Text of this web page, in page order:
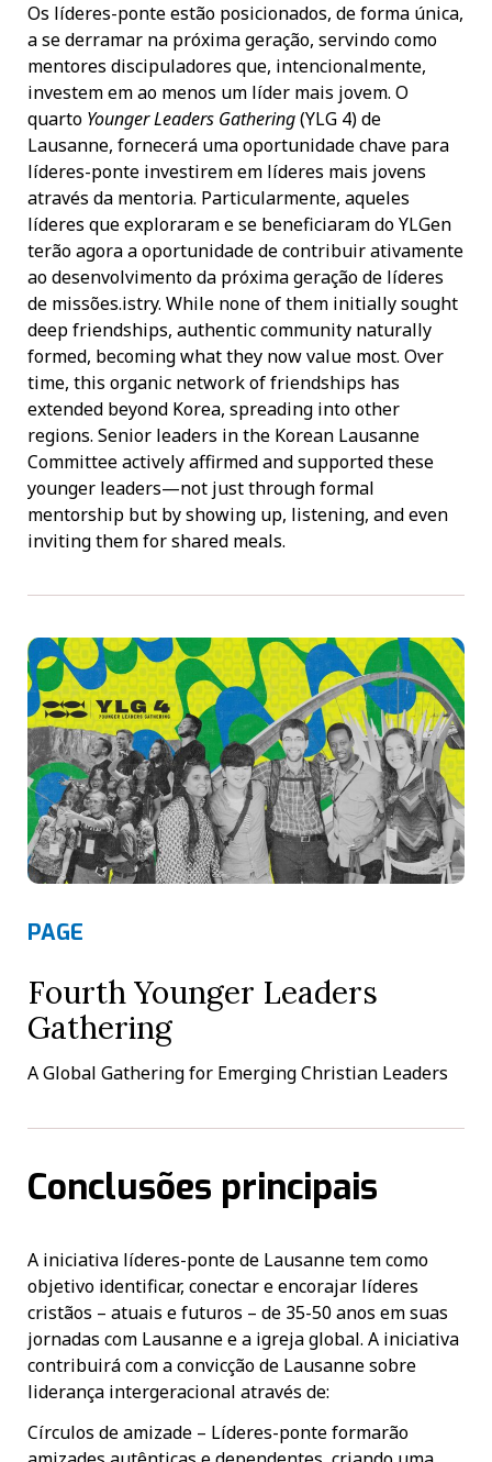
Os líderes-ponte estão posicionados, de forma única,
a se derramar na próxima geração, servindo como
mentores discipuladores que, intencionalmente,
investem em ao menos um líder mais jovem. O
quarto Younger Leaders Gathering(YLG 4) de
Lausanne, fornecerá uma oportunidade chave para
líderes-ponte investirem em líderes mais jovens
através da mentoria. Particularmente, aqueles
líderes que exploraram e se beneficiaram do YLGen
terão agora a oportunidade de contribuir ativamente
ao desenvolvimento da próxima geração de líderes
de missões.istry. While none of them initially sought
deep friendships, authentic community naturally
formed, becoming what they now value most. Over
time, this organic network of friendships has
extended beyond Korea, spreading into other
regions. Senior leaders in the Korean Lausanne
Committee actively affirmed and supported these
younger leaders—not just through formal
mentorship but by showing up, listening, and even
inviting them for shared meals.
PAGE
Fourth Younger Leaders
Gathering
A Global Gathering for Emerging Christian Leaders
Conclusões principais
A iniciativa líderes-ponte de Lausanne tem como
objetivo identificar, conectar e encorajar líderes
cristãos – atuais e futuros – de 35-50 anos em suas
jornadas com Lausanne e a igreja global. A iniciativa
contribuirá com a convicção de Lausanne sobre
liderança intergeracional através de:
Círculos de amizade – Líderes-ponte formarão